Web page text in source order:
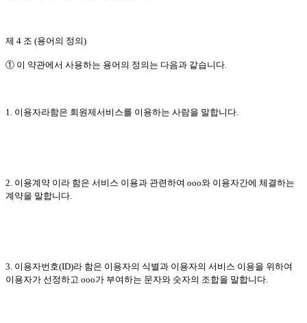
제 4 조 (용어의 정의)
① 이 약관에서 사용하는 용어의 정의는 다음과 같습니다.
1. 이용자라함은 회원제서비스를 이용하는 사람을 말합니다.
2. 이용계약 이라 함은 서비스 이용과 관련하여 ooo와 이용자간에 체결하는
계약을 말합니다.
3. 이용자번호(ID)라 함은 이용자의 식별과 이용자의 서비스 이용을 위하여
이용자가 선정하고 ooo가 부여하는 문자와 숫자의 조합을 말합니다.